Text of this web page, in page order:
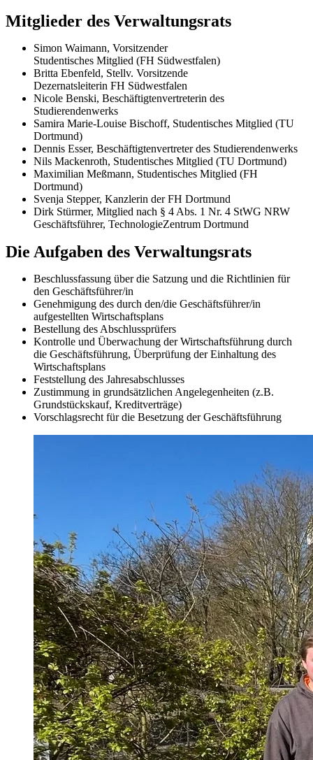
Mitglieder des Verwaltungsrats
Simon Waimann, Vorsitzender
Studentisches Mitglied (FH Südwestfalen)
Britta Ebenfeld, Stellv. Vorsitzende
Dezernatsleiterin FH Südwestfalen
Nicole Benski, Beschäftigtenvertreterin des
Studierendenwerks
Samira Marie-Louise Bischoff, Studentisches Mitglied (TU
Dortmund)
Dennis Esser, Beschäftigtenvertreter des Studierendenwerks
Nils Mackenroth, Studentisches Mitglied (TU Dortmund)
Maximilian Meßmann, Studentisches Mitglied (FH
Dortmund)
Svenja Stepper, Kanzlerin der FH Dortmund
Dirk Stürmer, Mitglied nach § 4 Abs. 1 Nr. 4 StWG NRW
Geschäftsführer, TechnologieZentrum Dortmund
Die Aufgaben des Verwaltungsrats
Beschlussfassung über die Satzung und die Richtlinien für
den Geschäftsführer/in
Genehmigung des durch den/die Geschäftsführer/in
aufgestellten Wirtschaftsplans
Bestellung des Abschlussprüfers
Kontrolle und Überwachung der Wirtschaftsführung durch
die Geschäftsführung, Überprüfung der Einhaltung des
Wirtschaftsplans
Feststellung des Jahresabschlusses
Zustimmung in grundsätzlichen Angelegenheiten (z.B.
Grundstückskauf, Kreditverträge)
Vorschlagsrecht für die Besetzung der Geschäftsführung